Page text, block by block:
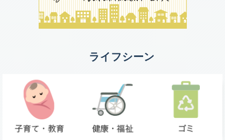
ライフシーン